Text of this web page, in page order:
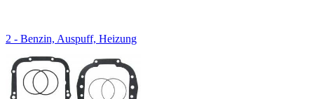
2 - Benzin, Auspuff, Heizung